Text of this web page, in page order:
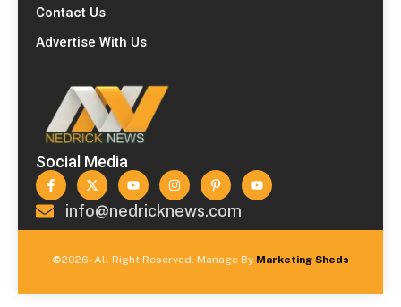
Contact Us
Advertise With Us
Social Media
info@nedricknews.com
©2026- All Right Reserved. Manage By Marketing Sheds